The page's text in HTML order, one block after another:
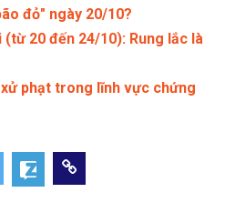
đỏ" ngày 20/10?
20 đến 24/10): Rung lắc là
phạt trong lĩnh vực chứng